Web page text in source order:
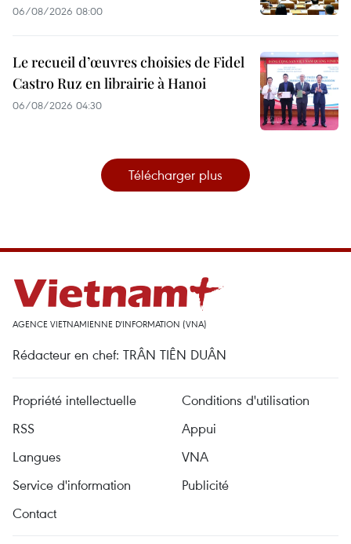
06/08/2026 08:00
Le recueil d’œuvres choisies de Fidel
Castro Ruz en librairie à Hanoi
06/08/2026 04:30
Télécharger plus
AGENCE VIETNAMIENNE D'INFORMATION (VNA)
Rédacteur en chef: TRÂN TIÊN DUÂN
Propriété intellectuelle
Conditions d'utilisation
RSS
Appui
Langues
VNA
Service d'information
Publicité
Contact